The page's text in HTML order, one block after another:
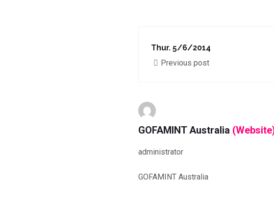
Thur. 5/6/2014
Previous post
GOFAMINT Australia
administrator
GOFAMINT Australia